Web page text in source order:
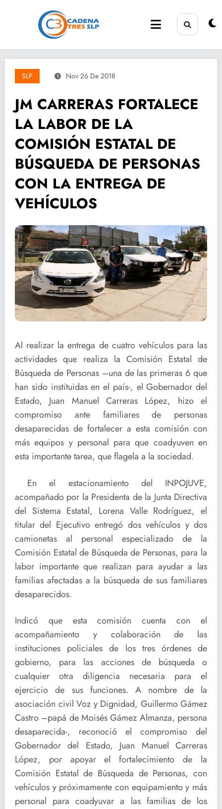
SLP Nov 26 De 2018
JM CARRERAS FORTALECE
LA LABOR DE LA
COMISIÓN ESTATAL DE
BÚSQUEDA DE PERSONAS
CON LA ENTREGA DE
VEHÍCULOS
Al realizar la entrega de cuatro vehículos para las
actividades que realiza la Comisión Estatal de
Búsqueda de Personas –una de las primeras 6 que
han sido instituidas en el país-, el Gobernador del
Estado, Juan Manuel Carreras López, hizo el
compromiso ante familiares de personas
desaparecidas de fortalecer a esta comisión con
más equipos y personal para que coadyuven en
esta importante tarea, que flagela a la sociedad.
En el estacionamiento del INPOJUVE,
acompañado por la Presidenta de la Junta Directiva
del Sistema Estatal, Lorena Valle Rodríguez, el
titular del Ejecutivo entregó dos vehículos y dos
camionetas al personal especializado de la
Comisión Estatal de Búsqueda de Personas, para la
labor importante que realizan para ayudar a las
familias afectadas a la búsqueda de sus familiares
desaparecidos.
Indicó que esta comisión cuenta con el
acompañamiento y colaboración de las
instituciones policiales de los tres órdenes de
gobierno, para las acciones de búsqueda o
cualquier otra diligencia necesaria para el
ejercicio de sus funciones. A nombre de la
asociación civil Voz y Dignidad, Guillermo Gámez
Castro –papá de Moisés Gámez Almanza, persona
desaparecida-, reconoció el compromiso del
Gobernador del Estado, Juan Manuel Carreras
López, por apoyar el fortalecimiento de la
Comisión Estatal de Búsqueda de Personas, con
vehículos y próximamente con equipamiento y más
personal para coadyuvar a las familias de los